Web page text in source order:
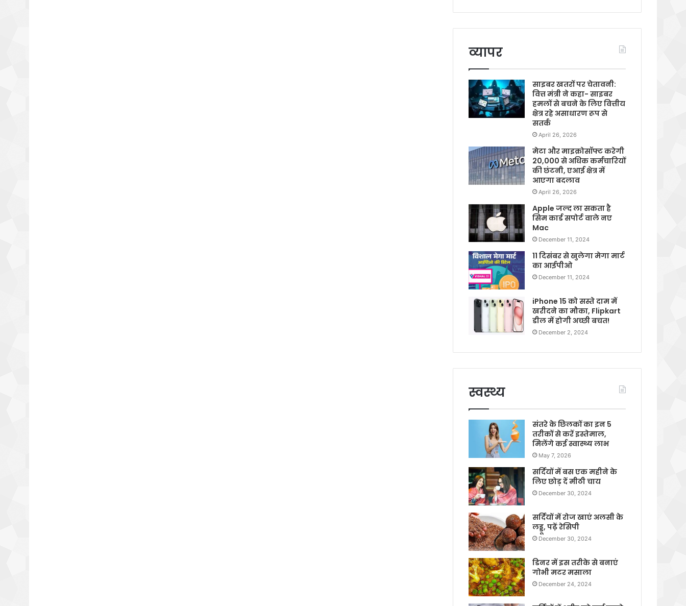
व्यापर
साइबर खतरों पर चेतावनी:
वित्त मंत्री ने कहा- साइबर
हमलों से बचने के लिए वित्तीय
क्षेत्र रहे असाधारण रूप से
सतर्क
April 26, 2026
मेटा और माइक्रोसॉफ्ट करेगी
20,000 से अधिक कर्मचारियों
की छंटनी, एआई क्षेत्र में
आएगा बदलाव
April 26, 2026
Apple जल्द ला सकता है
सिम कार्ड सपोर्ट वाले नए
Mac
December 11, 2024
11 दिसंबर से खुलेगा मेगा मार्ट
का आईपीओ
December 11, 2024
iPhone 15 को सस्ते दाम में
खरीदने का मौका, Flipkart
डील में होगी अच्छी बचत!
December 2, 2024
स्वस्थ्य
संतरे के छिलकों का इन 5
तरीकों से करें इस्तेमाल,
मिलेंगे कई स्वास्थ्य लाभ
May 7, 2026
सर्दियों में बस एक महीने के
लिए छोड़ दें मीठी चाय
December 30, 2024
सर्दियों में रोज खाएं अलसी के
लड्डू, पढ़ें रेसिपी
December 30, 2024
डिनर में इस तरीके से बनाएं
गोभी मटर मसाला
December 24, 2024